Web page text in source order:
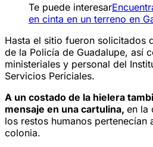
Te puede interesar
en cinta en un terreno en
Hasta el sitio fueron solicitados
de la Policía de Guadalupe, así
ministeriales y personal del
Servicios Periciales.
A un costado de la hielera
mensaje en una cartulina, en la
los restos humanos pertenecían
colonia.